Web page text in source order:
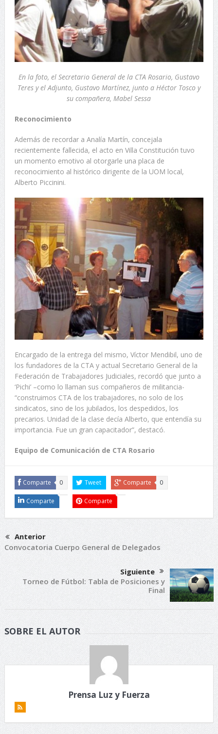
En la foto, el Secretario General de la CTA Rosario, Gustavo
Teres y el Adjunto, Gustavo Martínez, junto a Héctor Tosco y
su compañera, Mabel Sessa
Reconocimiento
Además de recordar a Analía Martín, concejala
recientemente fallecida, el acto en Villa Constitución tuvo
un momento emotivo al otorgarle una placa de
reconocimiento al histórico dirigente de la UOM local,
Alberto Piccinini.
Encargado de la entrega del mismo, Víctor Mendibil, uno de
los fundadores de la CTA y actual Secretario General de la
Federación de Trabajadores Judiciales, recordó que junto a
‘Pichi’ –como lo llaman sus compañeros de militancia-
“construimos CTA de los trabajadores, no solo de los
sindicatos, sino de los jubilados, los despedidos, los
precarios. Unidad de la clase decía Alberto, que entendía su
importancia. Fue un gran capacitador”, destacó.
Equipo de Comunicación de CTA Rosario
Comparte 0 Tweet Comparte 0
Comparte Comparte
Anterior
Convocatoria Cuerpo General de Delegados
Siguiente
Torneo de Fútbol: Tabla de Posiciones y
Final
SOBRE EL AUTOR
Prensa Luz y Fuerza